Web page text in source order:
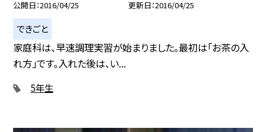
公開日 2016/04/25 更新日 2016/04/25
できごと
家庭科は、早速調理実習が始まりました。最初は「お茶の入
れ方」です。入れた後は、い...
5年生